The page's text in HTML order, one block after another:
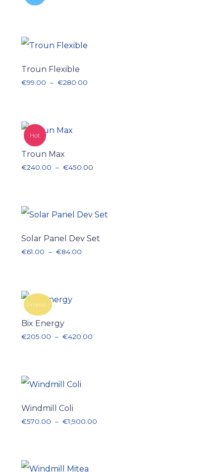
Troun Flexible
€99.00 – €280.00Plage de prix : €99.00 à €280.00
Hot
Troun Max
€240.00 – €450.00Plage de prix : €240.00 à €450.00
Solar Panel Dev Set
€61.00 – €84.00Plage de prix : €61.00 à €84.00
Promo !
Bix Energy
€205.00 – €420.00Plage de prix : €205.00 à €420.00
Windmill Coli
€570.00 – €1,900.00Plage de prix : €570.00 à €1,900.00